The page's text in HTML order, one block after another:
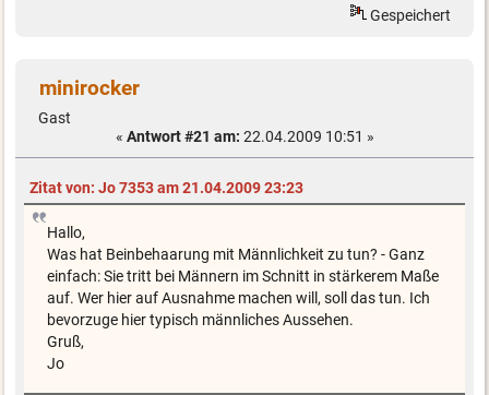
Gespeichert
minirocker
Gast
« Antwort #21 am: 22.04.2009 10:51 »
Zitat von: Jo 7353 am 21.04.2009 23:23
Hallo,
Was hat Beinbehaarung mit Männlichkeit zu tun? - Ganz
einfach: Sie tritt bei Männern im Schnitt in stärkerem Maße
auf. Wer hier auf Ausnahme machen will, soll das tun. Ich
bevorzuge hier typisch männliches Aussehen.
Gruß,
Jo